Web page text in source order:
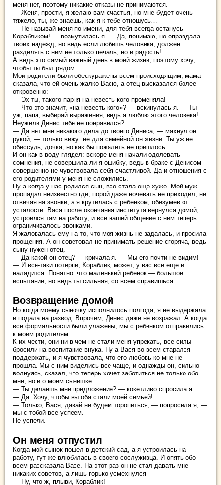
меня нет, поэтому никакие отказы не принимаются.
— Женя, прости, я желаю вам счастья, но мне будет очень
тяжело, ты, же знаешь, как я к тебе отношусь…
— Не называй меня по имени, для тебя всегда останусь
Корабликом! — возмутилась я. — Да, понимаю, не оправдала
твоих надежд, но ведь если любишь человека, должен
разделять с ним не только печаль, но и радость!
А ведь это самый важный день в моей жизни, поэтому хочу,
чтобы ты был рядом.
Мои родители были обескуражены всем происходящим, мама
сказала, что ей очень жалко Васю, а отец высказался более
откровенно:
— Эх ты, такого парня на невесть кого променяла!
— Что это значит, «на невесть кого»? — вскинулась я. — Ты
уж, папа, выбирай выражения, ведь я люблю этого человека!
Неужели Денис тебе не понравился?
— Да нет мне никакого дела до твоего Дениса, — махнул он
рукой, — только вижу: не для семейной он жизни. Ты уж не
обессудь, дочка, но как бы пожалеть не пришлось.
И он как в воду глядел: вскоре меня начали одолевать
сомнения, не совершила ли я ошибку, ведь в браке с Денисом
совершенно не чувствовала себя счастливой. Да и отношения с
его родителями у меня не сложились.
Ну а когда у нас родился сын, все стала еще хуже. Мой муж
пропадал неизвестно где, порой даже ночевать не приходил, не
отвечая на звонки, а я крутилась с ребенком, обезумев от
усталости. Вася после окончания института вернулся домой,
устроился там на работу, и все нашей общение с ним теперь
ограничивалось звонками.
Я жаловалась ему на то, что моя жизнь не задалась, и просила
прощения. А он советовал не принимать решение сгоряча, ведь
сыну нужен отец.
— Да какой он отец? — кричала я. — Мы его почти не видим!
— И все-таки потерпи, Кораблик, может, у вас все еще и
наладится. Понятно, что маленький ребенок — большое
испытание, но ведь ты сильная, со всем справишься.
Возвращение домой
Но когда моему сыночку исполнилось полгода, я не выдержала
и подала на развод. Впрочем, Денис даже не возражал. А когда
все формальности были улажены, мы с ребенком отправились
к моим родителям.
К их чести, они ни в чем не стали меня упрекать, все силы
бросили на воспитание внука. Ну а Вася во всем старался
поддержать, и я чувствовала, что его любовь ко мне не
прошла. Мы с ним виделись все чаще, и однажды он, сильно
волнуясь, сказал, что теперь хочет заботиться не только обо
мне, но и о моем сынишке.
— Ты делаешь мне предложение? — кокетливо спросила я.
— Да. Хочу, чтобы вы оба стали моей семьей!
— Только, Вася, давай не будем торопиться, — попросила я, —
мы с тобой все успеем.
Не успели.
Он меня отпустил
Когда мой сынок пошел в детский сад, а я устроилась на
работу, тут же влюбилась в своего сослуживца. И опять обо
всем рассказала Васе. На этот раз он не стал давать мне
никаких советов, а лишь горько усмехнулся:
— Ну, что ж, плыви, Кораблик!